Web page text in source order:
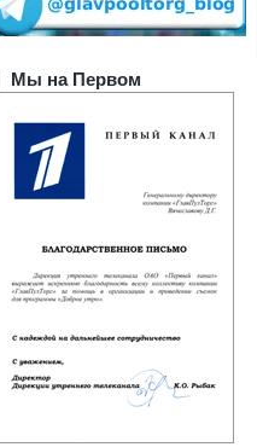
Мы на Первом